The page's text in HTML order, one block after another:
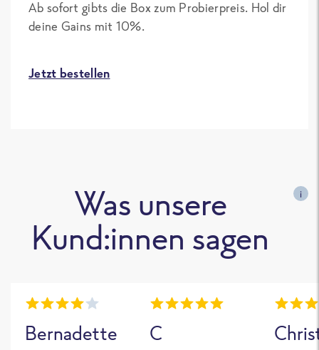
Ab sofort gibts die Box zum Probierpreis. Hol dir
deine Gains mit 10%.
Jetzt bestellen
Was unsere
Kund:innen sagen
i
Bernadette C